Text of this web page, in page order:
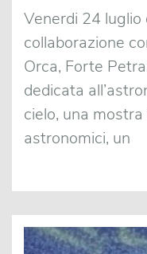
Venerdi 24 luglio
collaborazione
Orca, Forte
dedicata
cielo, una
astronomici, un